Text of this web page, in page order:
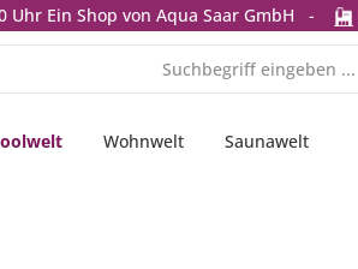
Uhr Ein Shop von Aqua Saar GmbH -
Wohnwelt Saunawelt